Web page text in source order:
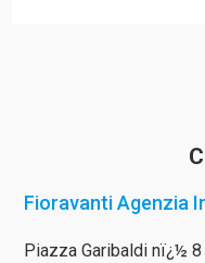
Fioravanti Agenzia
Piazza Garibaldi nï¿½ 8